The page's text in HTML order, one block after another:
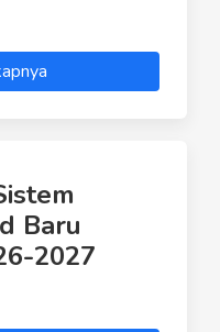
Baru
2027